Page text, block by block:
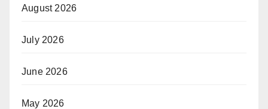
August 2026
July 2026
June 2026
May 2026